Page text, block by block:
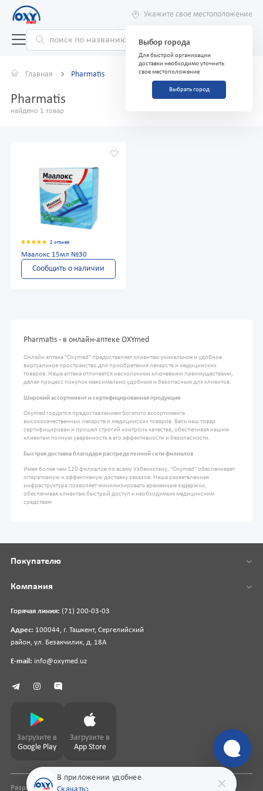
Укажите свое местоположение
Выбор города
Для быстрой организации
доставки необходимо уточнить
свое местоположение
Выбрать город
Главная Pharmatis
Pharmatis
найдено 1 товар
2 отзыва
Маалокс 15мл №30
Сообщить о наличии
Pharmatis - в онлайн-аптеке OXYmed
Онлайн аптека "Oxymed" предоставляет клиентам уникальное и удобное
виртуальное пространство для приобретения лекарств и медицинских
товаров. Наша аптека отличается несколькими ключевыми преимуществами,
делая процесс покупок максимально удобным и безопасным для клиентов.
Широкий ассортимент и сертифицированная продукция
Oxymed гордится предоставлением богатого ассортимента
высококачественных лекарств и медицинских товаров. Весь наш товар
сертифицирован и прошел строгий контроль качества, обеспечивая нашим
клиентам полную уверенность в его эффективности и безопасности.
Быстрая доставка благодаря распределенной сети филиалов
Имея более чем 120 филиалов по всему Узбекистану, "Oxymed" обеспечивает
оперативную и эффективную доставку заказов. Наша разветвленная
инфраструктура позволяет минимизировать временные задержки,
обеспечивая клиентам быстрый доступ к необходимым медицинским
средствам
В приложении удобнее
Горячая линия: (71) 200-03-03
Адрес: 100044, г. Ташкент, Сергелийский
район, ул. Безакчилик, д. 18А
E-mail: info@oxymed.uz
Покупателю
Компания
Загрузите в
Google Play
Загрузите в
App Store
Разработка сайтаpharmit.uz